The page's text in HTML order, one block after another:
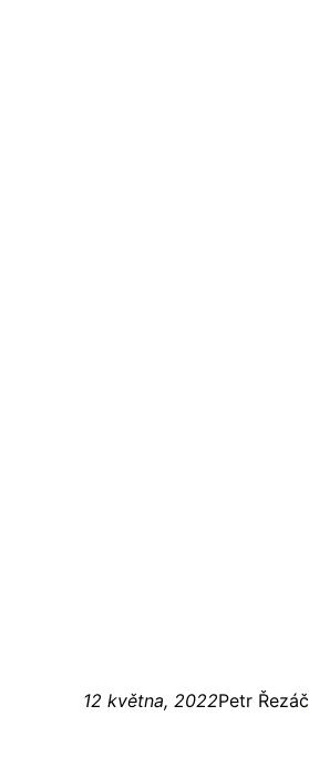
12 května, 2022Petr Řezáč